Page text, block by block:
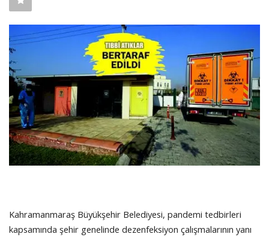
FİRMA HABER
OTURUM AÇ
KAYIT
Kahramanmaraş Büyükşehir Belediyesi, pandemi tedbirleri
kapsamında şehir genelinde dezenfeksiyon çalışmalarının yanı